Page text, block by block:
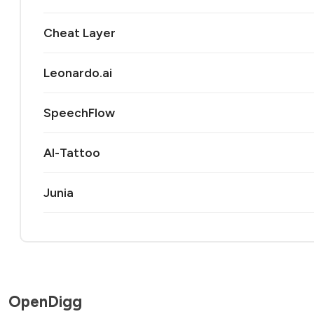
Cheat Layer
Leonardo.ai
SpeechFlow
AI-Tattoo
Junia
OpenDigg